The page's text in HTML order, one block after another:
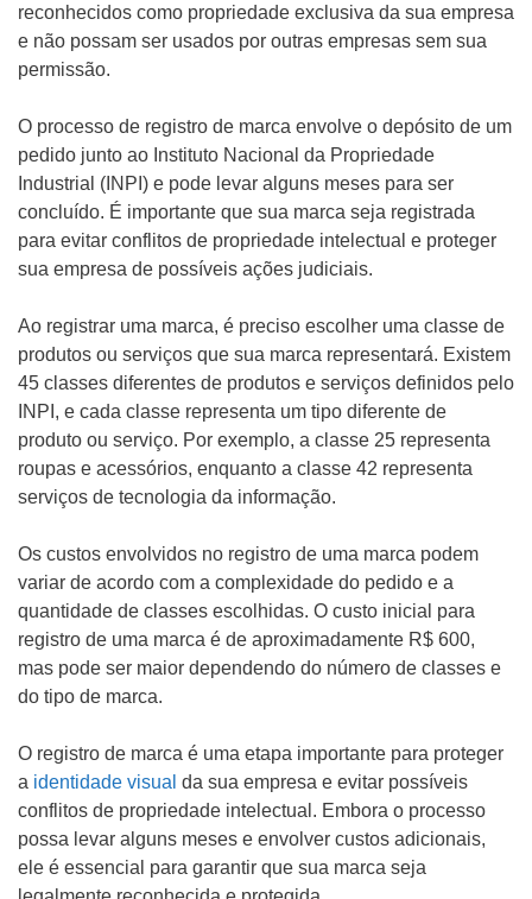
reconhecidos como propriedade exclusiva da sua empresa
e não possam ser usados por outras empresas sem sua
permissão.
O processo de registro de marca envolve o depósito de um
pedido junto ao Instituto Nacional da Propriedade
Industrial (INPI) e pode levar alguns meses para ser
concluído. É importante que sua marca seja registrada
para evitar conflitos de propriedade intelectual e proteger
sua empresa de possíveis ações judiciais.
Ao registrar uma marca, é preciso escolher uma classe de
produtos ou serviços que sua marca representará. Existem
45 classes diferentes de produtos e serviços definidos pelo
INPI, e cada classe representa um tipo diferente de
produto ou serviço. Por exemplo, a classe 25 representa
roupas e acessórios, enquanto a classe 42 representa
serviços de tecnologia da informação.
Os custos envolvidos no registro de uma marca podem
variar de acordo com a complexidade do pedido e a
quantidade de classes escolhidas. O custo inicial para
registro de uma marca é de aproximadamente R$ 600,
mas pode ser maior dependendo do número de classes e
do tipo de marca.
O registro de marca é uma etapa importante para proteger
a identidade visual da sua empresa e evitar possíveis
conflitos de propriedade intelectual. Embora o processo
possa levar alguns meses e envolver custos adicionais,
ele é essencial para garantir que sua marca seja